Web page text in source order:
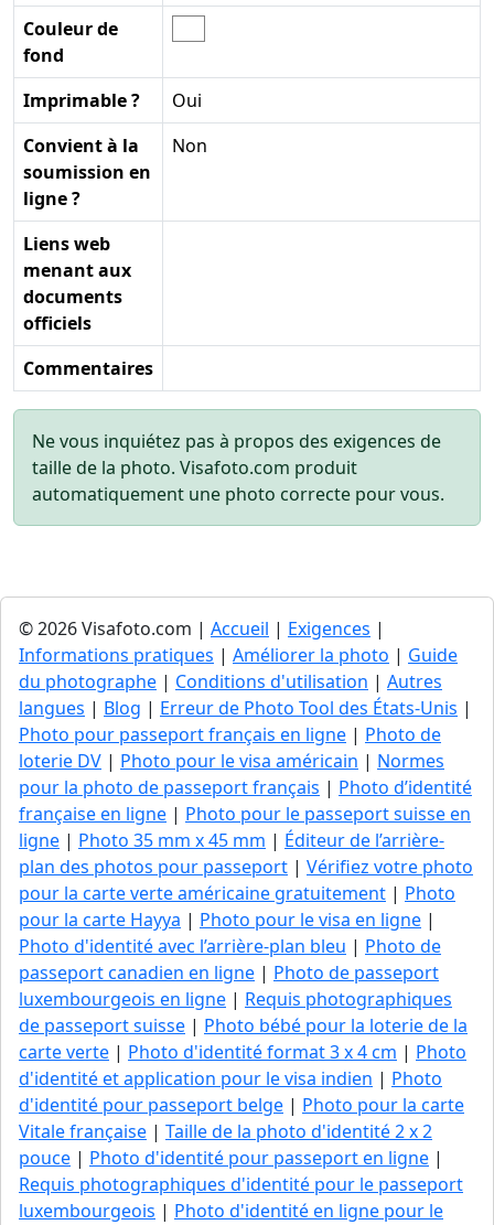
Couleur de
fond
Imprimable ?
Oui
Convient à la
soumission en
ligne ?
Non
Liens web
menant aux
documents
officiels
Commentaires
Ne vous inquiétez pas à propos des exigences de
taille de la photo. Visafoto.com produit
automatiquement une photo correcte pour vous.
© 2026 Visafoto.com | Accueil | Exigences |
Informations pratiques | Améliorer la photo | Guide
du photographe | Conditions d'utilisation | Autres
langues | Blog | Erreur de Photo Tool des États-Unis |
Photo pour passeport français en ligne | Photo de
loterie DV | Photo pour le visa américain | Normes
pour la photo de passeport français | Photo d’identité
française en ligne | Photo pour le passeport suisse en
ligne | Photo 35 mm x 45 mm | Éditeur de l’arrière-
plan des photos pour passeport | Vérifiez votre photo
pour la carte verte américaine gratuitement | Photo
pour la carte Hayya | Photo pour le visa en ligne |
Photo d'identité avec l’arrière-plan bleu | Photo de
passeport canadien en ligne | Photo de passeport
luxembourgeois en ligne | Requis photographiques
de passeport suisse | Photo bébé pour la loterie de la
carte verte | Photo d'identité format 3 x 4 cm | Photo
d'identité et application pour le visa indien | Photo
d'identité pour passeport belge | Photo pour la carte
Vitale française | Taille de la photo d'identité 2 x 2
pouce | Photo d'identité pour passeport en ligne |
Requis photographiques d'identité pour le passeport
luxembourgeois | Photo d'identité en ligne pour le